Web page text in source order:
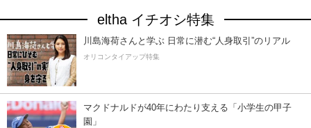
eltha イチオシ特集
川島海荷さんと学ぶ 日常に潜む“人身取引”のリアル
オリコンタイアップ特集
マクドナルドが40年にわたり支える「小学生の甲子
園」